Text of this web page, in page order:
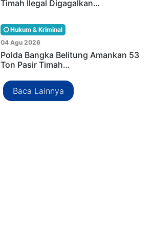
Timah Ilegal Digagalkan…
Hukum & Kriminal
04 Agu 2026
Polda Bangka Belitung Amankan 53
Ton Pasir Timah…
Baca Lainnya